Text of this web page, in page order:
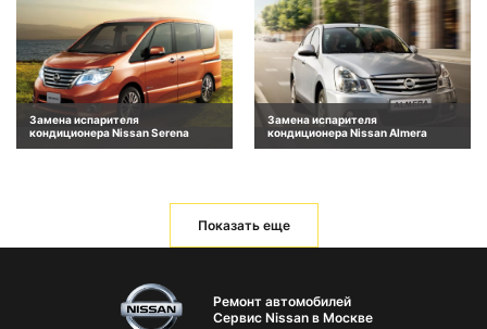
Замена испарителя
кондиционера Nissan Serena
Замена испарителя
кондиционера Nissan Almera
Показать еще
Ремонт автомобилей
Сервис Nissan в Москве